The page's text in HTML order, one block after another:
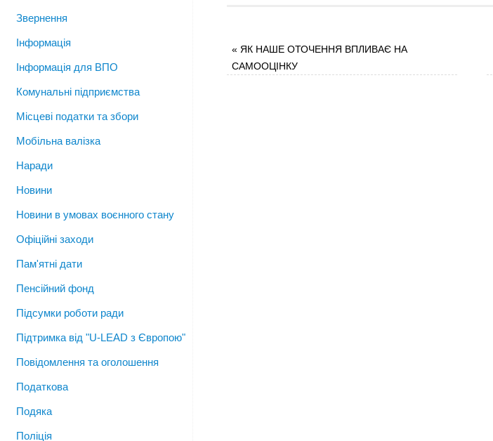
« ЯК НАШЕ ОТОЧЕННЯ ВПЛИВАЄ НА
САМООЦІНКУ
Звернення
Інформація
Інформація для ВПО
Комунальні підприємства
Місцеві податки та збори
Мобільна валізка
Наради
Новини
Новини в умовах воєнного стану
Офіційні заходи
Пам'ятні дати
Пенсійний фонд
Підсумки роботи ради
Підтримка від "U-LEAD з Європою"
Повідомлення та оголошення
Податкова
Подяка
Поліція